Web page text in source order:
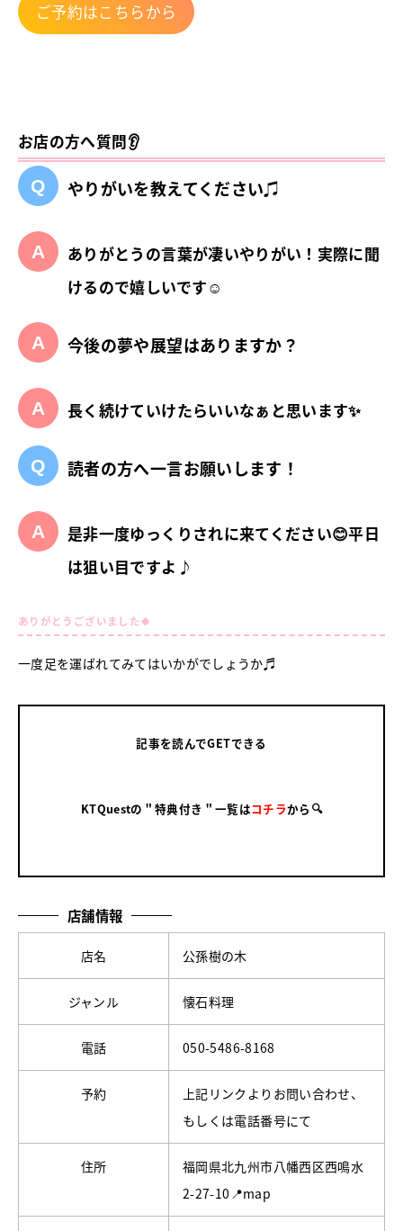
ご予約はこちらから
お店の方へ質問👂
やりがいを教えてください♫
ありがとうの言葉が凄いやりがい！実際に聞
けるので嬉しいです☺
今後の夢や展望はありますか？
長く続けていけたらいいなぁと思います✨
読者の方へ一言お願いします！
是非一度ゆっくりされに来てください😊平日
は狙い目ですよ♪
ありがとうございました🍀
一度足を運ばれてみてはいかがでしょうか♬
記事を読んでGETできる
KTQuestの＂特典付き＂一覧はコチラから🔍
店舗情報
店名 公孫樹の木
ジャンル 懐石料理
電話 050-5486-8168
予約
上記リンクよりお問い合わせ、
もしくは電話番号にて
住所
福岡県北九州市八幡西区西鳴水
2-27-10📍map